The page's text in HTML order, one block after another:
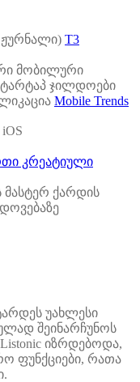
T3
მობილური
ჯილდოები
Mobile Trends
კრეატიული
ქარდის
უახლესი
შეინარჩუნოს
იზრდებოდა,
ფუნქციები, რათა